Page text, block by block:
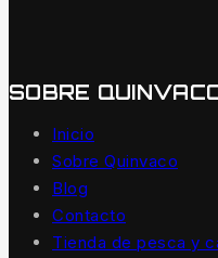
SOBRE
Inicio
Sobre Quinvaco
Blog
Contacto
Tienda de pesca y